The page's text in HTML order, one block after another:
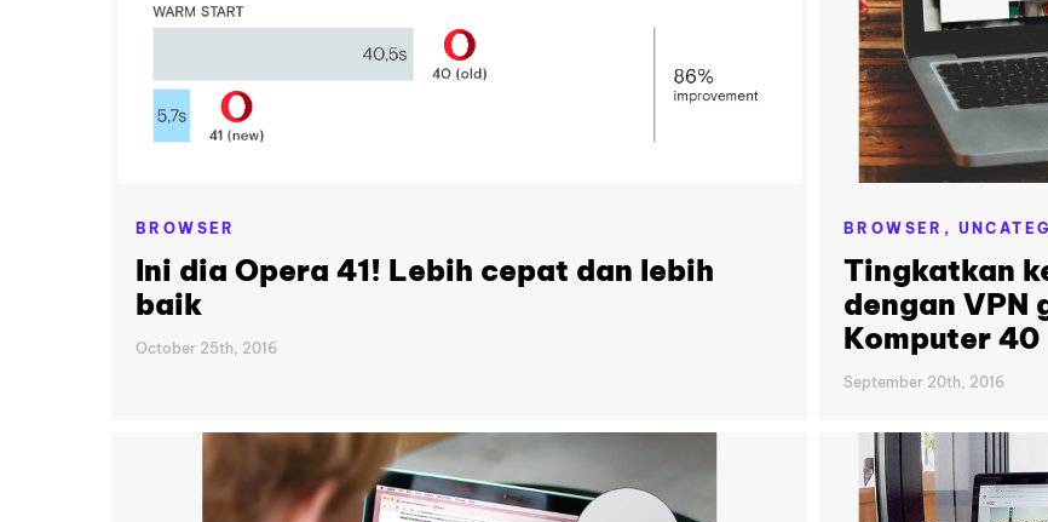
BROWSER
Ini dia Opera 41! Lebih cepat dan lebih
baik
October 25th, 2016
BROWSER,
Tingkatkan
dengan VPN
Komputer 40
September 20th, 2016